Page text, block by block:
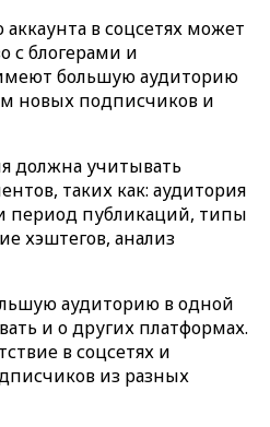
в соцсетях может
с блогерами и
большую аудиторию
новых подписчиков и
должна учитывать
таких как: аудитория
период публикаций, типы
хэштегов, анализ
аудиторию в одной
и о других платформах.
в соцсетях и
из разных